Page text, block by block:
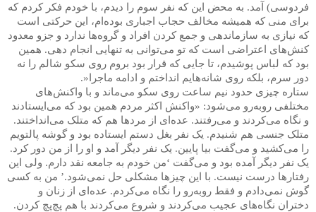
فردوسی) آمد. به محض این که نفر سوم را دیدم، با خودم فکر کردم که
برای منی که همیشه مخالف حجاب اجباری بوده‌ام، این حرکتی است
که نیازی به سازماندهی و جمع کردن افراد و گروه‌ها ندارد و جزو معدود
کنش‌های اعتراضی است که تو می‌توانی به تنهایی انجام دهی. همین
بود که لباس پوشیدم، تا جایی که قرار بود بروم روی سکو شالم را نه
دور سرم، بلکه روی شانه‌هایم انداختم و ادامه ماجرا .»
ستاره چیزی حدود نیم ساعت روی سکو می‌ماند و با واکنش‌های
مختلفی روبه‌رو می‌شود: «واکنش اکثر مردم همین بود که می‌ایستادند
و نگاه می‌کردند و می‌رفتند. عده‌ای از مردها هم که متلک می‌انداختند.
متلک جنسی هم شنیدم. یک نفر بغل دستم ایستاده بود و گوشه پالتویم‌
را می‌کشید و می‌گفت بیا پایین. یک نفر دیگر آمد و او را از من دور کرد.
یک نفر دیگر آمده بود و می‌گفت ‘من خودم به جامعه نقد دارم. ولی این
رفتارها درست نیست. با این چیزها مشکلی حل نمی‌شود.’ من به کسی
گوش نمی‌دادم و فقط روبه‌رو را نگاه می‌کردم. عده‌ای از زنان و
دختران نگاه‌های عجیب می‌کردند و شروع می‌کردند با هم پچ‌پچ کردن.